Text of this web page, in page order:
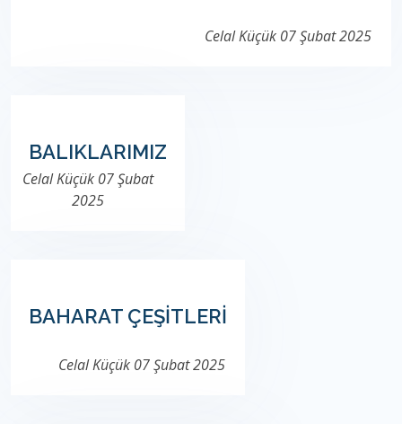
Celal Küçük 07 Şubat 2025
BALIKLARIMIZ
Celal Küçük 07 Şubat
2025
BAHARAT ÇEŞİTLERİ
Celal Küçük 07 Şubat 2025